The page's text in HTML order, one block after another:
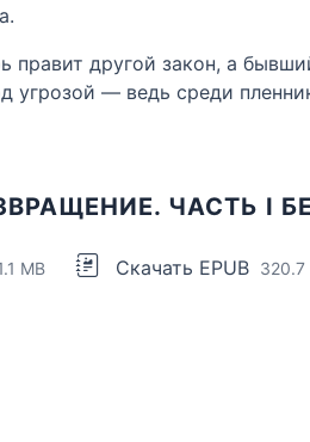
другой закон, а
— ведь среди
ЧАСТЬ I
MB Скачать EPUB 320.7